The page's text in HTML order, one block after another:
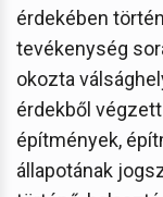
érdekében
tevékenység
okozta
érdekből
építmények,
állapotának